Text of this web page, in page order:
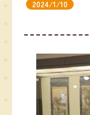
2024/1/10